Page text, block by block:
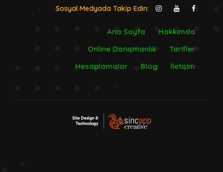
Sosyal Medyada Takip Edin:
Ana Sayfa
Hakkımda
Online Danışmanlık
Tarifler
Hesaplamalar
Blog İletişim